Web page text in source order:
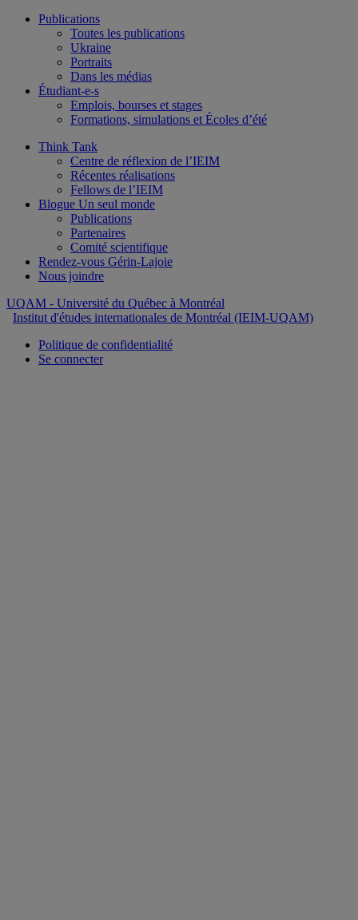
Publications
Toutes les publications
Ukraine
Portraits
Dans les médias
Étudiant-e-s
Emplois, bourses et stages
Formations, simulations et Écoles d’été
Think Tank
Centre de réflexion de l’IEIM
Récentes réalisations
Fellows de l’IEIM
Blogue Un seul monde
Publications
Partenaires
Comité scientifique
Rendez-vous Gérin-Lajoie
Nous joindre
UQAM - Université du Québec à Montréal
Institut d'études internationales de Montréal (IEIM-UQAM)
Politique de confidentialité
Se connecter